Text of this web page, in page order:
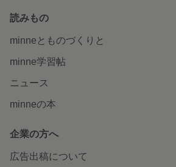
読みもの
minneとものづくりと
minne学習帖
ニュース
minneの本
企業の方へ
広告出稿について